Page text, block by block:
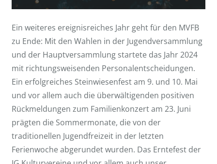
Ein weiteres ereignisreiches Jahr geht für den MVFB
zu Ende: Mit den Wahlen in der Jugendversammlung
und der Hauptversammlung startete das Jahr 2024
mit richtungsweisenden Personalentscheidungen.
Ein erfolgreiches Steinwiesenfest am 9. und 10. Mai
und vor allem auch die überwältigenden positiven
Rückmeldungen zum Familienkonzert am 23. Juni
prägten die Sommermonate, die von der
traditionellen Jugendfreizeit in der letzten
Ferienwoche abgerundet wurden. Das Erntefest der